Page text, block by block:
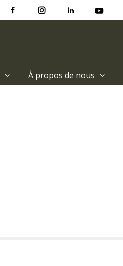
À propos de nous